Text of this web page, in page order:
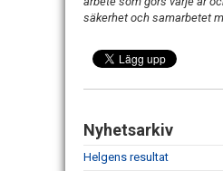
säkerhet och samarbetet
Nyhetsarkiv
Helgens resultat